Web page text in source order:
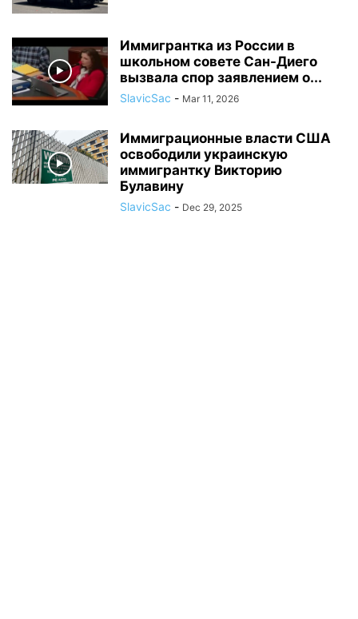
Иммигрантка из России в
школьном совете Сан-Диего
вызвала спор заявлением о...
SlavicSac - Mar 11, 2026
Иммиграционные власти США
освободили украинскую
иммигрантку Викторию
Булавину
SlavicSac - Dec 29, 2025